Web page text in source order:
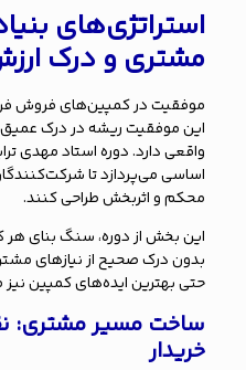
استراتژی‌های
مشتری و درک
موفقیت در کمپین‌های فروش
این موفقیت ریشه در درک عمیق
واقعی دارد. دوره استاد مهدی
اساسی می‌پردازد تا
محکم و اثربخش طراحی کنند.
این بخش از دوره، سنگ بنای
بدون درک صحیح از نیازهای
حتی بهترین ایده‌های کمپین
ساخت مسیر مشتری:
خریدار